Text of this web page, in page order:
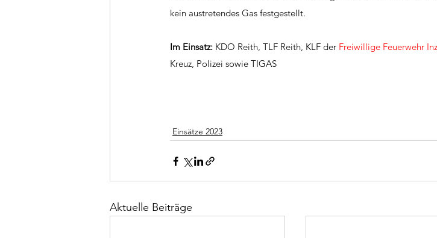
kein austretendes Gas festgestellt.
Im Einsatz: KDO Reith, TLF Reith, KLF der Freiwillige Feuerwehr
Kreuz, Polizei sowie TIGAS
Einsätze 2023
Aktuelle Beiträge